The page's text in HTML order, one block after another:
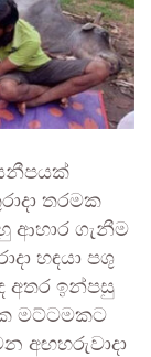
තරමක
ආහාර ගැනීම
හඳයා පශු
අතර ඉන්පසු
මට්ටමකට
අඟහරුවාදා